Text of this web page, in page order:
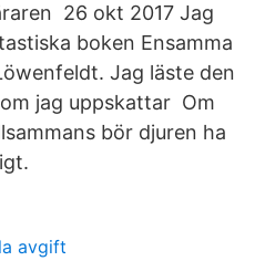
26 okt 2017 Jag
boken Ensamma
Jag läste den
jag uppskattar Om
bör djuren ha
avgift